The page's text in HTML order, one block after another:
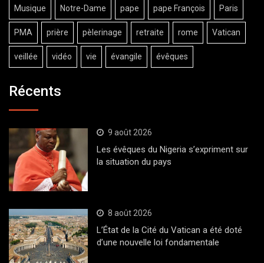
Musique Notre-Dame pape pape François Paris
PMA prière pèlerinage retraite rome Vatican
veillée vidéo vie évangile évêques
Récents
9 août 2026
Les évêques du Nigeria s’expriment sur
la situation du pays
8 août 2026
L’État de la Cité du Vatican a été doté
d’une nouvelle loi fondamentale